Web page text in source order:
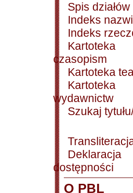
Spis działów
Indeks
Indeks
Kartoteka
czasopism
Kartoteka
Kartoteka
wydawnictw
Szukaj
Deklaracja
dostępności
O PBL